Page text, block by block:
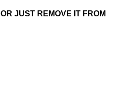
JUST REMOVE IT FROM